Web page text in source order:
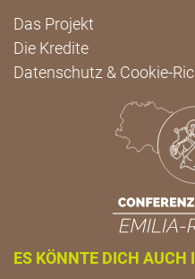
Das Projekt
Die Kredite
Datenschutz & Cookie-
ES KÖNNTE DICH AUCH